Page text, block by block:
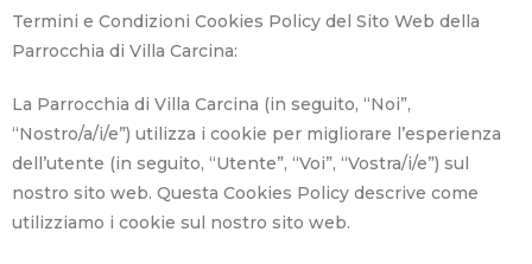
Termini e Condizioni Cookies Policy del Sito Web della
Parrocchia di Villa Carcina:
La Parrocchia di Villa Carcina (in seguito, “Noi”,
“Nostro/a/i/e”) utilizza i cookie per migliorare l’esperienza
dell’utente (in seguito, “Utente”, “Voi”, “Vostra/i/e”) sul
nostro sito web. Questa Cookies Policy descrive come
utilizziamo i cookie sul nostro sito web.